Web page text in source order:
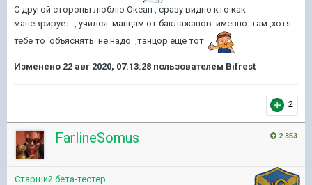
С другой стороны люблю Океан , сразу видно кто как
маневрирует , учился манцам от баклажанов именно там ,хотя
тебе то объяснять не надо ,танцор еще тот
Изменено 22 авг 2020, 07:13:28 пользователем Bifrest
2
2 353
FarlineSomus
Старший бета-тестер